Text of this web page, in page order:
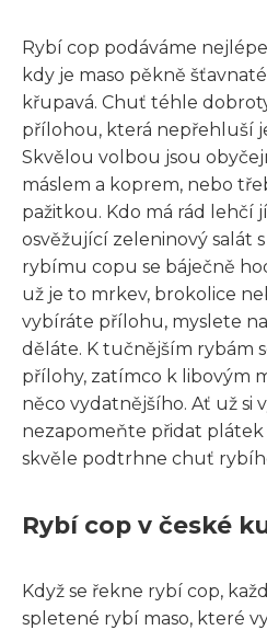
Rybí cop podáváme
kdy je maso pěkně
křupavá. Chuť téhle
přílohou, která nepřehluší
Skvělou volbou jsou
máslem a koprem, nebo
pažitkou. Kdo má rád lehčí
osvěžující zeleninový salát
rybímu copu se báječně
už je to mrkev, brokolice
vybíráte přílohu, myslete
děláte. K tučnějším rybám
přílohy, zatímco k libovým
něco vydatnějšího. Ať už si
nezapomeňte přidat
skvěle podtrhne chuť
Rybí cop v české
Když se řekne rybí cop,
spletené rybí maso, které